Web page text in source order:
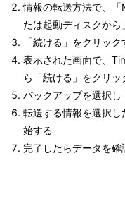
情報の転送方法で、
たは起動ディスクか
「続ける」をクリック
表示された画面で、
ら「続ける」をクリッ
バックアップを選択
転送する情報を選択
始する
完了したらデータを確